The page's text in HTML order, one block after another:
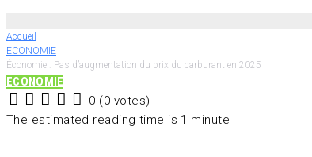
Accueil
ECONOMIE
Économie : Pas d’augmentation du prix du carburant en 2025
ECONOMIE
5
4
3
2
1
0 (0 votes)
The estimated reading time is 1 minute